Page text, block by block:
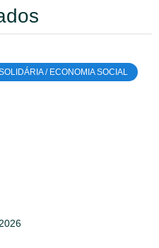
/ ECONOMIA SOCIAL